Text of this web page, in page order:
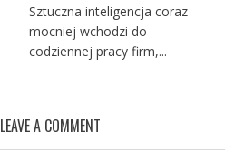
Sztuczna inteligencja coraz
mocniej wchodzi do
codziennej pracy firm,...
LEAVE A COMMENT